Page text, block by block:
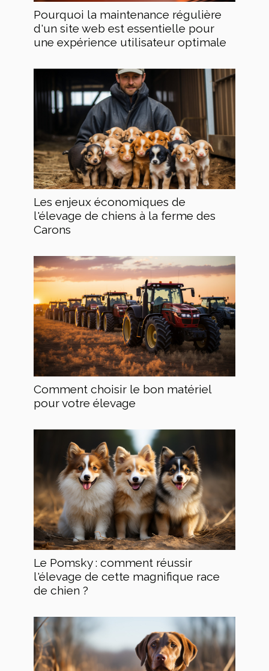
Pourquoi la maintenance régulière
d'un site web est essentielle pour
une expérience utilisateur optimale
Les enjeux économiques de
l'élevage de chiens à la ferme des
Carons
Comment choisir le bon matériel
pour votre élevage
Le Pomsky : comment réussir
l'élevage de cette magnifique race
de chien ?